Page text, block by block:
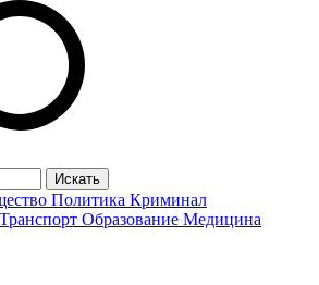
Политика Криминал
Транспорт Образование Медицина